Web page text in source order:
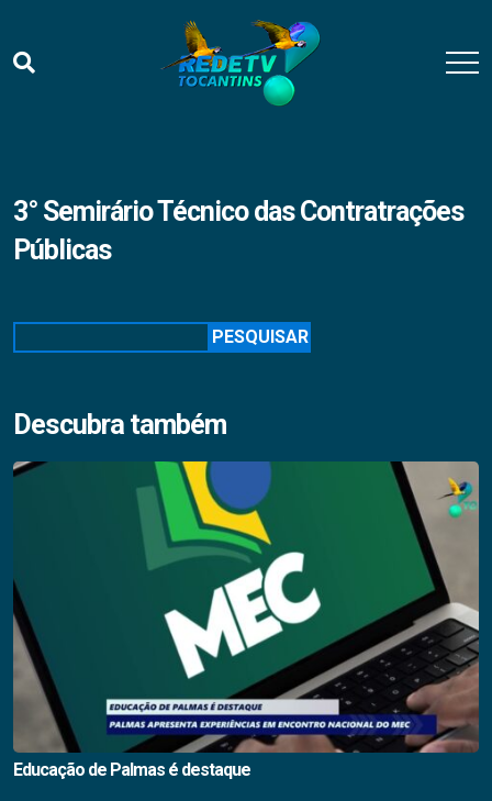
3° Semirário Técnico das Contratrações
Públicas
PESQUISAR
Descubra também
Educação de Palmas é destaque